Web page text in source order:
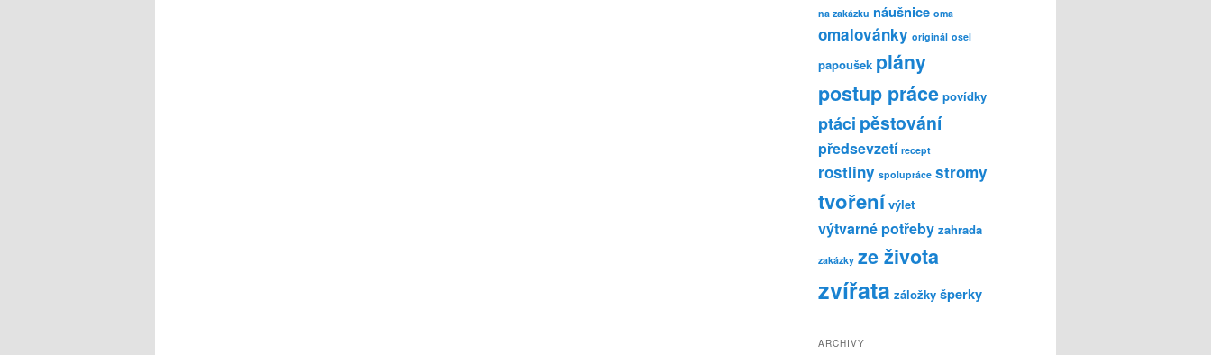
na zakázku náušnice oma
omalovánky originál osel
papoušek plány
postup práce povídky
ptáci pěstování
předsevzetí recept
rostliny spolupráce stromy
tvoření výlet
výtvarné potřeby zahrada
zakázky ze života
zvířata záložky šperky
ARCHIVY